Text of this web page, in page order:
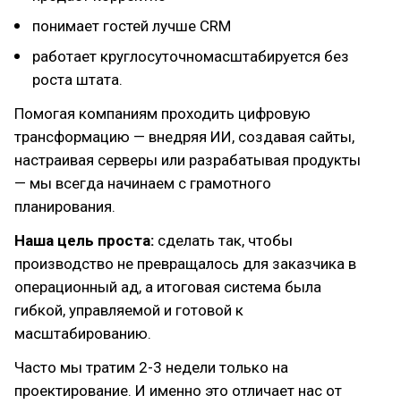
понимает гостей лучше CRM
работает круглосуточномасштабируется без
роста штата.
Помогая компаниям проходить цифровую
трансформацию — внедряя ИИ, создавая сайты,
настраивая серверы или разрабатывая продукты
— мы всегда начинаем с грамотного
планирования.
Наша цель проста: сделать так, чтобы
производство не превращалось для заказчика в
операционный ад, а итоговая система была
гибкой, управляемой и готовой к
масштабированию.
Часто мы тратим 2-3 недели только на
проектирование. И именно это отличает нас от